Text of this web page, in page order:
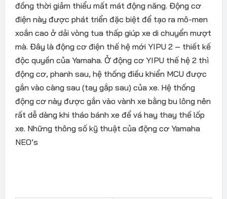
đồng thời giảm thiểu mất mát động năng. Động cơ
điện này được phát triển đặc biệt để tạo ra mô-men
xoắn cao ở dải vòng tua thấp giúp xe di chuyển mượt
mà. Đây là động cơ điện thế hệ mới YIPU 2 – thiết kế
độc quyền của Yamaha. Ở động cơ YIPU thế hệ 2 thì
động cơ, phanh sau, hệ thống điều khiển MCU được
gắn vào càng sau (tay gắp sau) của xe. Hệ thống
động cơ này được gắn vào vành xe bằng bu lông nên
rất dễ dàng khi tháo bánh xe để vá hay thay thế lốp
xe. Những thông số kỹ thuật của động cơ Yamaha
NEO’s